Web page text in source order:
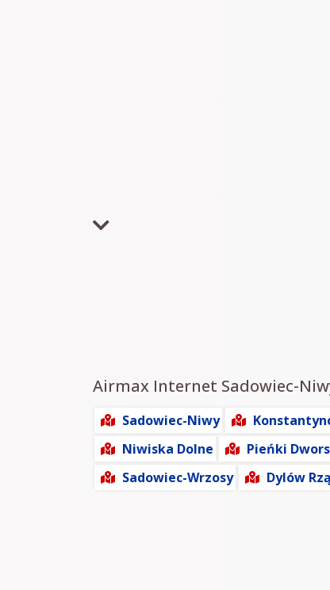
Airmax Internet Sadowiec-
Sadowiec-Niwy
Niwiska Dolne
Pieńki
Sadowiec-Wrzosy
Dylów